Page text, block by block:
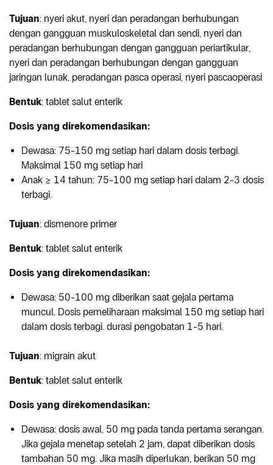
Tujuan: nyeri akut, nyeri dan peradangan berhubungan
dengan gangguan muskuloskeletal dan sendi, nyeri dan
peradangan berhubungan dengan gangguan periartikular,
nyeri dan peradangan berhubungan dengan gangguan
jaringan lunak, peradangan pasca operasi, nyeri pascaoperasi
Bentuk: tablet salut enterik
Dosis yang direkomendasikan:
Dewasa: 75-150 mg setiap hari dalam dosis terbagi.
Maksimal 150 mg setiap hari
Anak ≥ 14 tahun: 75-100 mg setiap hari dalam 2-3 dosis
terbagi.
Tujuan: dismenore primer
Bentuk: tablet salut enterik
Dosis yang direkomendasikan:
Dewasa: 50-100 mg diberikan saat gejala pertama
muncul. Dosis pemeliharaan maksimal 150 mg setiap hari
dalam dosis terbagi. durasi pengobatan 1-5 hari.
Tujuan: migrain akut
Bentuk: tablet salut enterik
Dosis yang direkomendasikan:
Dewasa: dosis awal, 50 mg pada tanda pertama serangan.
Jika gejala menetap setelah 2 jam, dapat diberikan dosis
tambahan 50 mg. Jika masih diperlukan, berikan 50 mg